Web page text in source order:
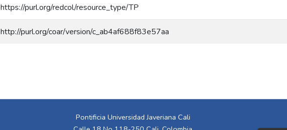
https://purl.org/redcol/resource_type/TP
http://purl.org/coar/version/c_ab4af688f83e57aa
Pontificia Universidad Javeriana Cali